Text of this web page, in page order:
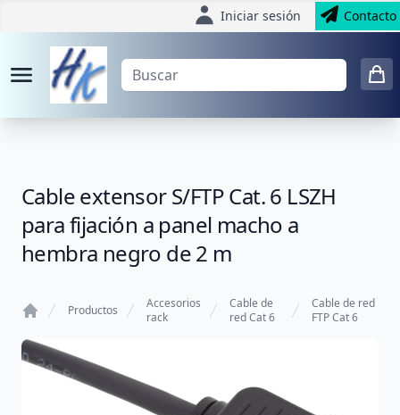
Iniciar sesión Contacto
Cable extensor S/FTP Cat. 6 LSZH
para fijación a panel macho a
hembra negro de 2 m
Productos
Accesorios
rack
Cable de
red Cat 6
Cable de red
FTP Cat 6